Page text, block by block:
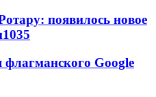
появилось новое
1035
Google